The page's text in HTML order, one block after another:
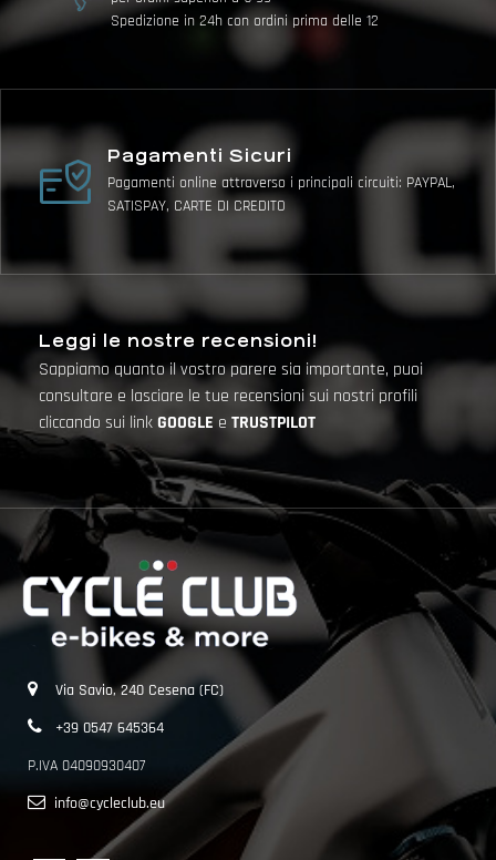
Spedizione in 24h con ordini prima delle 12
Pagamenti Sicuri
Pagamenti online attraverso i principali circuiti: PAYPAL,
SATISPAY, CARTE DI CREDITO
Leggi le nostre recensioni!
Sappiamo quanto il vostro parere sia importante, puoi
consultare e lasciare le tue recensioni sui nostri profili
cliccando sui linkGOOGLE e TRUSTPILOT
Via Savio, 240 Cesena (FC)
+39 0547 645364
P.IVA 04090930407
info@cycleclub.eu